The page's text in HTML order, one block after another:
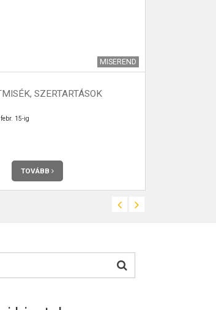
MISEREND
SZERTARTÁSOK
15-ig
TOVÁBB